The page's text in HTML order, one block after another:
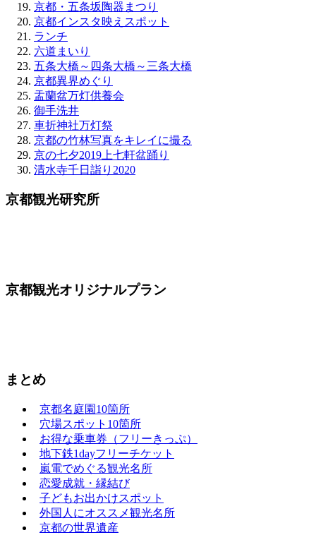
京都・五条坂陶器まつり
京都インスタ映えスポット
ランチ
六道まいり
五条大橋～四条大橋～三条大橋
京都異界めぐり
盂蘭盆万灯供養会
御手洗井
車折神社万灯祭
京都の竹林写真をキレイに撮る
京の七夕2019上七軒盆踊り
清水寺千日詣り2020
京都観光研究所
京都観光オリジナルプラン
まとめ
京都名庭園10箇所
穴場スポット10箇所
お得な乗車券（フリーきっぷ）
地下鉄1dayフリーチケット
嵐電でめぐる観光名所
恋愛成就・縁結び
子どもお出かけスポット
外国人にオススメ観光名所
京都の世界遺産